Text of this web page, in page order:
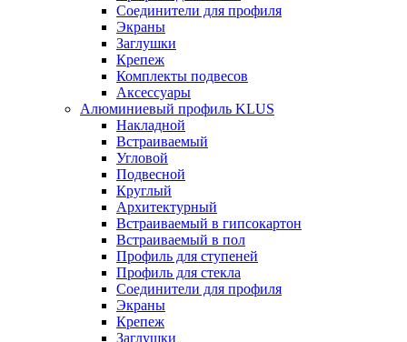
Соединители для профиля
Экраны
Заглушки
Крепеж
Комплекты подвесов
Аксессуары
Алюминиевый профиль KLUS
Накладной
Встраиваемый
Угловой
Подвесной
Круглый
Архитектурный
Встраиваемый в гипсокартон
Встраиваемый в пол
Профиль для ступеней
Профиль для стекла
Соединители для профиля
Экраны
Крепеж
Заглушки